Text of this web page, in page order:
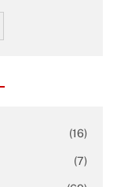
(16)
(7)